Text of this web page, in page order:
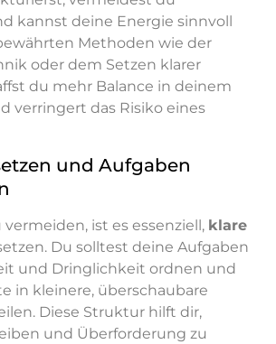
kannst deine Energie sinnvoll
Methoden wie der
oder dem Setzen klarer
du mehr Balance in deinem
verringert das Risiko eines
und Aufgaben
ist es essenziell, klare
Du solltest deine Aufgaben
und Dringlichkeit ordnen und
in kleinere, überschaubare
Diese Struktur hilft dir,
und Überforderung zu